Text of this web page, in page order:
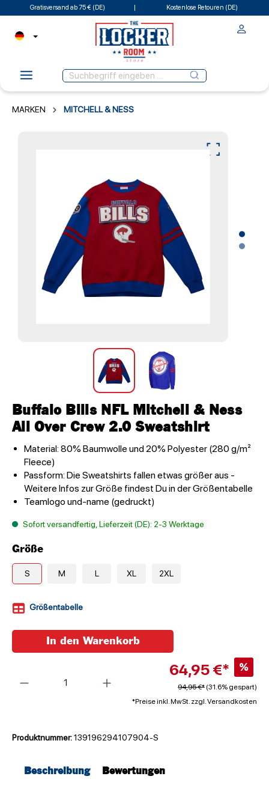
Gratisversand ab 75 € (DE) Kostenlose Retouren (DE)
MARKEN MITCHELL & NESS
Buffalo Bills NFL Mitchell & Ness
All Over Crew 2.0 Sweatshirt
Material: 80% Baumwolle und 20% Polyester (280 g/m²
Fleece)
Passform: Die Sweatshirts fallen etwas größer aus -
Weitere Infos zur Größe findest Du in der Größentabelle
Teamlogo und-name (gedruckt)
Sofort versandfertig, Lieferzeit (DE): 2-3 Werktage
Größe
S M L XL 2XL
Größentabelle
64,95 €* %
94,95 €* (31.6% gespart)
*Preise inkl. MwSt. zzgl. Versandkosten
In den Warenkorb
Produktnummer:139196294107904-S
Beschreibung Bewertungen